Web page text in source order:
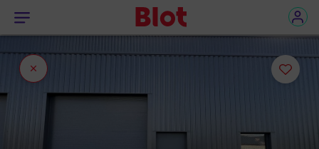
Menu
Fermer
l'onglet